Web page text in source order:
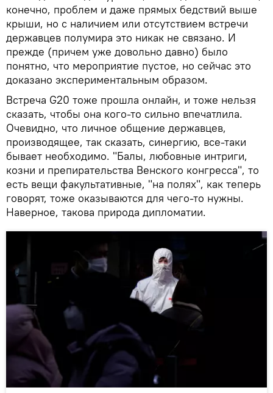
конечно, проблем и даже прямых бедствий выше
крыши, но с наличием или отсутствием встречи
державцев полумира это никак не связано. И
прежде (причем уже довольно давно) было
понятно, что мероприятие пустое, но сейчас это
доказано экспериментальным образом.
Встреча G20 тоже прошла онлайн, и тоже нельзя
сказать, чтобы она кого-то сильно впечатлила.
Очевидно, что личное общение державцев,
производящее, так сказать, синергию, все-таки
бывает необходимо. "Балы, любовные интриги,
козни и препирательства Венского конгресса", то
есть вещи факультативные, "на полях", как теперь
говорят, тоже оказываются для чего-то нужны.
Наверное, такова природа дипломатии.